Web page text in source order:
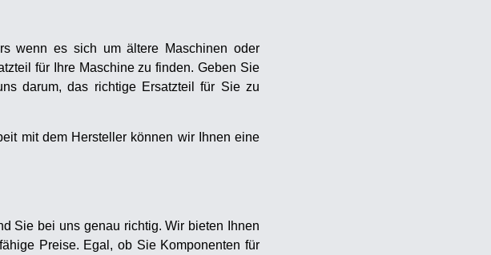
wenn es sich um ältere Maschinen oder
für Ihre Maschine zu finden. Geben Sie
darum, das richtige Ersatzteil für Sie zu
mit dem Hersteller können wir Ihnen eine
Sie bei uns genau richtig. Wir bieten Ihnen
Preise. Egal, ob Sie Komponenten für